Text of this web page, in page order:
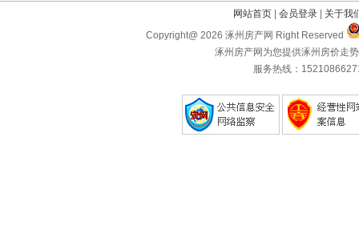
网站首页 会员登录
关于我
Copyright@ 2026 涿州房产网 Right Reserved
涿州房产网为您提供涿州房价走
服务热线：